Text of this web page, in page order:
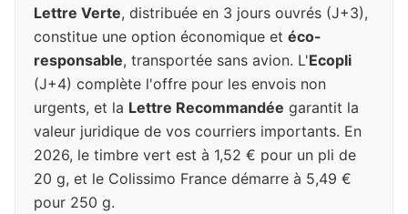
Lettre Verte, distribuée en 3 jours ouvrés (J+3),
constitue une option économique et éco-
responsable, transportée sans avion. L'Ecopli
(J+4) complète l'offre pour les envois non
urgents, et la Lettre Recommandée garantit la
valeur juridique de vos courriers importants. En
2026, le timbre vert est à 1,52 € pour un pli de
20 g, et le Colissimo France démarre à 5,49 €
pour 250 g.